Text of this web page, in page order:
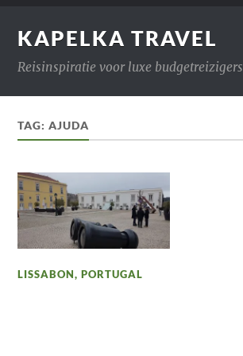
KAPELKA TRAVEL
Reisinspiratie voor luxe budgetreizigers
TAG:AJUDA
LISSABON,PORTUGAL